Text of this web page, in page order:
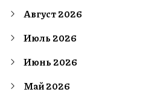
Август 2026
Июль 2026
Июнь 2026
Май 2026